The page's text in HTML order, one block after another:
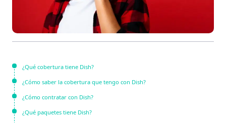
¿Qué cobertura tiene Dish?
¿Cómo saber la cobertura que tengo con Dish?
¿Cómo contratar con Dish?
¿Qué paquetes tiene Dish?